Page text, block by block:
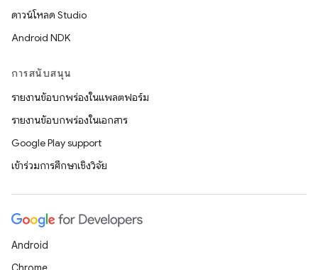
ดาวน์โหลด Studio
Android NDK
การสนับสนุน
รายงานข้อบกพร่องในแพลตฟอร์ม
รายงานข้อบกพร่องในเอกสาร
Google Play support
เข้าร่วมการศึกษาเชิงวิจัย
Android